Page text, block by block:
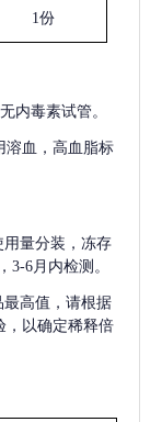
1份
内毒素试管。
溶血，高血脂标
量分装，冻存
6月内检测。
高值，请根据
，以确定稀释倍